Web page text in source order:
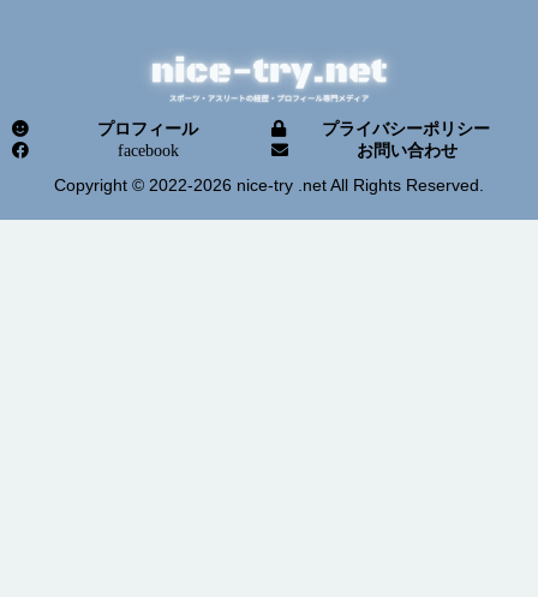
プロフィール
プライバシーポリシー
facebook
お問い合わせ
Copyright © 2022-2026 nice-try .net All Rights Reserved.